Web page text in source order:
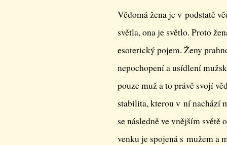
Vědomá žena je v podstatě
světla, ona je světlo. Proto
esoterický pojem. Ženy
nepochopení a usídlení
pouze muž a to právě svojí
stabilita, kterou v ní nachází
se následně ve vnějším
venku je spojená s mužem a